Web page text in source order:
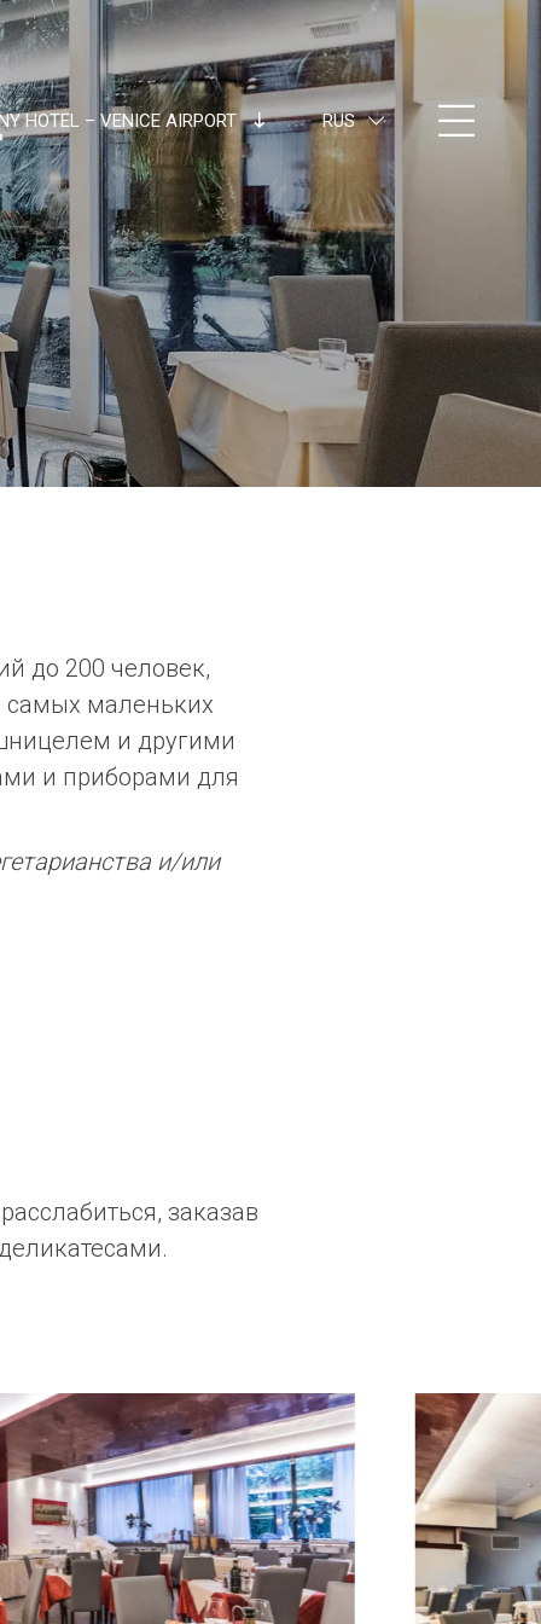
HOTEL – VENICE AIRPORT
RUS
ITA
FRA
DEU
RUS
до 200 человек,
самых маленьких
и другими
и приборами для
и/или
заказав